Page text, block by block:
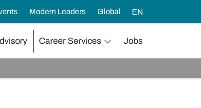
Modern Leaders Global EN
Career Services Jobs